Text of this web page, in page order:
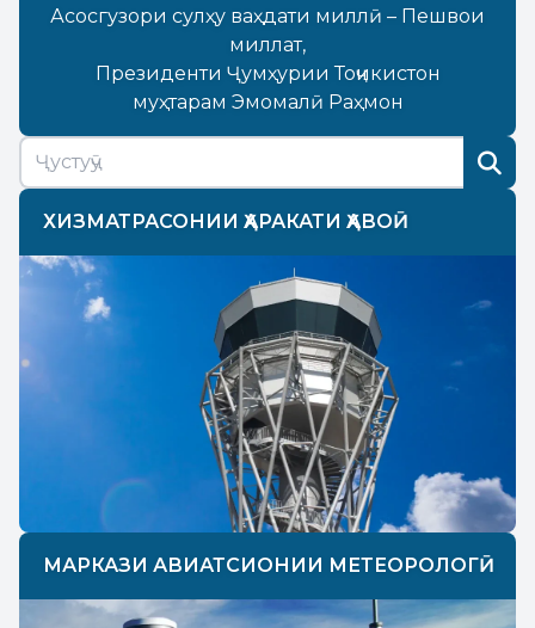
Асосгузори сулҳу ваҳдати миллӣ – Пешвои
миллат,
Президенти Ҷумҳурии Тоҷикистон
муҳтарам Эмомалӣ Раҳмон
ХИЗМАТРАСОНИИ ҲАРАКАТИ ҲАВОӢ
МАРКАЗИ АВИАТСИОНИИ МЕТЕОРОЛОГӢ